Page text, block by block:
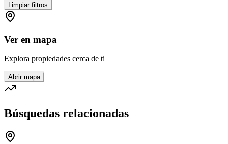
Limpiar filtros
Ver en mapa
Explora propiedades cerca de ti
Abrir mapa
Búsquedas relacionadas